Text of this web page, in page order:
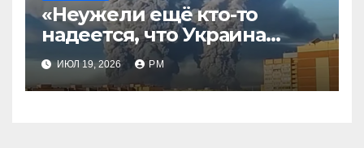
«Неужели ещё кто-то
надеется, что Украина
будет действовать
непоследовательно?»
ИЮЛ 19, 2026 РМ